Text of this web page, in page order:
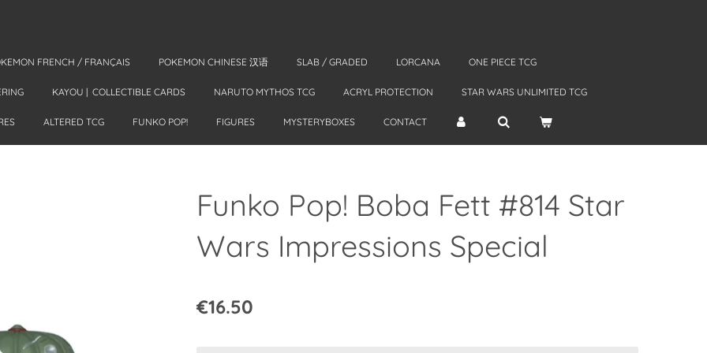
FRENCH / FRANÇAIS POKEMON CHINESE 汉语 SLAB / GRADED LORCANA ONE PIECE TCG
KAYOU | COLLECTIBLE CARDS NARUTO MYTHOS TCG ACRYL PROTECTION STAR WARS UNLIMITED TCG
ALTERED TCG FUNKO POP! FIGURES MYSTERYBOXES CONTACT
Funko Pop! Boba Fett #814 Star
Wars Impressions Special
€16.50